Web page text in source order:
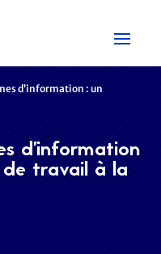
d’information : un
d’information
travail à la